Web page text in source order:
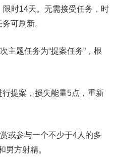
限时14天。无需接受任务，时
可刷新。
主题任务为“提案任务”，根
提案，损失能量5点，重新
或参与一个不少于4人的多
男方射精。